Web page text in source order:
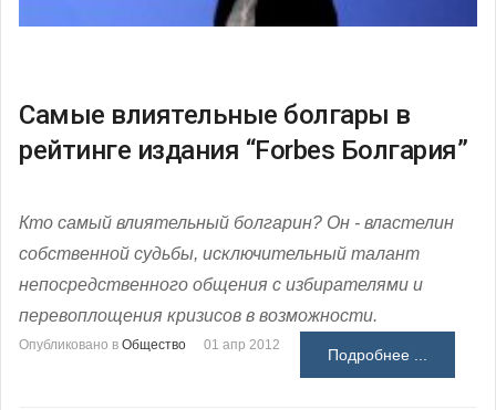
Самые влиятельные болгары в
рейтинге издания “Forbes Болгария”
Кто самый влиятельный болгарин? Он - властелин
собственной судьбы, исключительный талант
непосредственного общения с избирателями и
перевоплощения кризисов в возможности.
Опубликовано в Общество 01 апр 2012
Подробнее ...